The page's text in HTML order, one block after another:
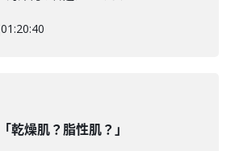
01:20:40
「乾燥肌？脂性肌？」